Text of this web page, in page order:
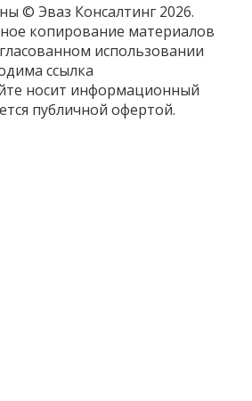
© Эваз Консалтинг 2026.
копирование материалов
использовании
ссылка
носит информационный
публичной офертой.